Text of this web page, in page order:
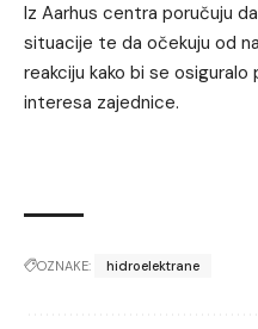
Iz Aarhus centra poručuju
situacije te da očekuju od
reakciju kako bi se
interesa zajednice.
OZNAKE: hidroelektrane